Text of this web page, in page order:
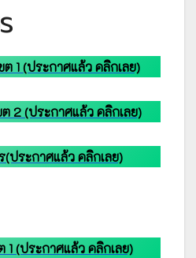
1 (ประกาศแล้ว คลิกเลย)
2 (ประกาศแล้ว คลิกเลย)
(ประกาศแล้ว คลิกเลย)
(ประกาศแล้ว คลิกเลย)